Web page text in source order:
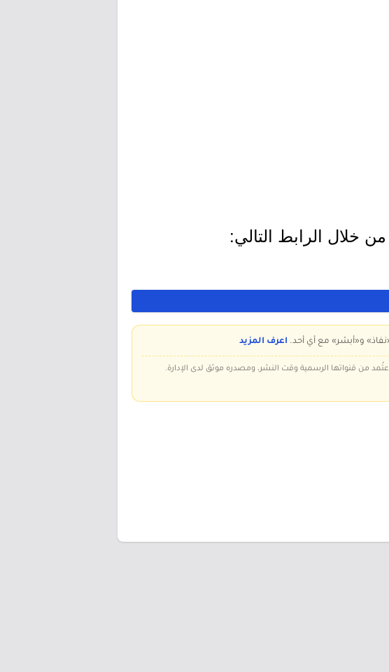
خلال الرابط التالي:
و«أبشر» مع أي أحد. اعرف المزيد
من قنواتها الرسمية وقت النشر، ومصدره موثق لدى الإدارة.